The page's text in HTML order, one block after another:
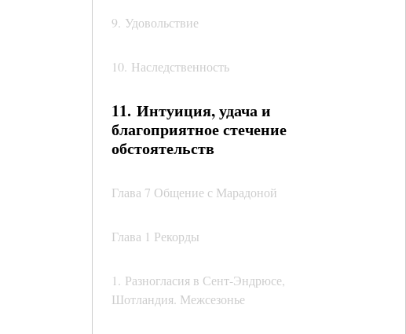
9. Удовольствие
10. Наследственность
11. Интуиция, удача и
благоприятное стечение
обстоятельств
Глава 7 Общение с Марадоной
Глава 1 Рекорды
1. Разногласия в Сент-Эндрюсе,
Шотландия. Межсезонье